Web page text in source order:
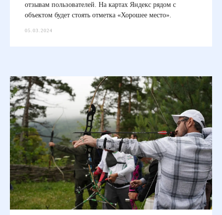
отзывам пользователей. На картах Яндекс рядом с
объектом будет стоять отметка «Хорошее место».
05.03.2024